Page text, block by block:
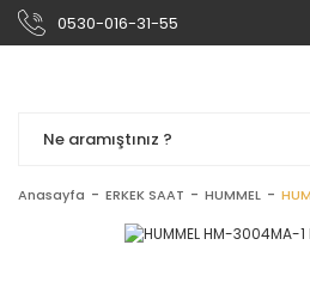
0530-016-31-55
Anasayfa ERKEK SAAT HUMMEL